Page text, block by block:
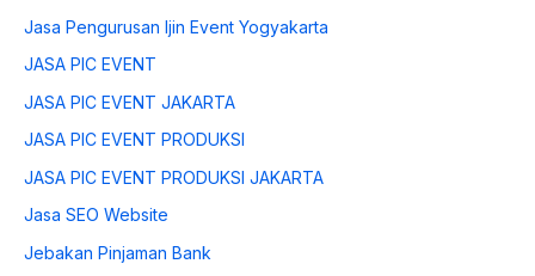
Jasa Pengurusan Ijin Event Yogyakarta
JASA PIC EVENT
JASA PIC EVENT JAKARTA
JASA PIC EVENT PRODUKSI
JASA PIC EVENT PRODUKSI JAKARTA
Jasa SEO Website
Jebakan Pinjaman Bank